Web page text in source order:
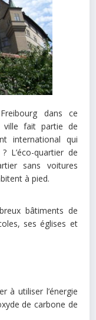
dans ce
ville fait partie de
international qui
L’éco-quartier de
sans voitures
à pied.
bâtiments de
ses églises et
à utiliser l’énergie
de carbone de